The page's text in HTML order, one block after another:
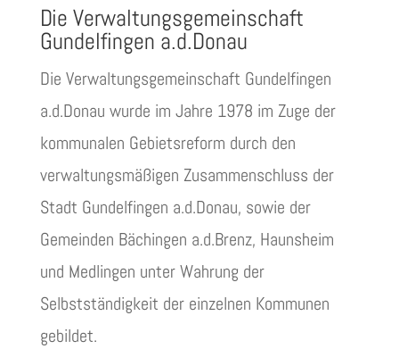
Die Verwaltungs­gemeinschaft
Gundelfingen a.d.Donau
Die Verwaltungsgemeinschaft Gundelfingen
a.d.Donau wurde im Jahre 1978 im Zuge der
kommunalen Gebietsreform durch den
verwaltungsmäßigen Zusammenschluss der
Stadt Gundelfingen a.d.Donau, sowie der
Gemeinden Bächingen a.d.Brenz, Haunsheim
und Medlingen unter Wahrung der
Selbstständigkeit der einzelnen Kommunen
gebildet.